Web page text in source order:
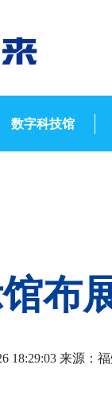
数字科技馆
布
18:29:03 来源：